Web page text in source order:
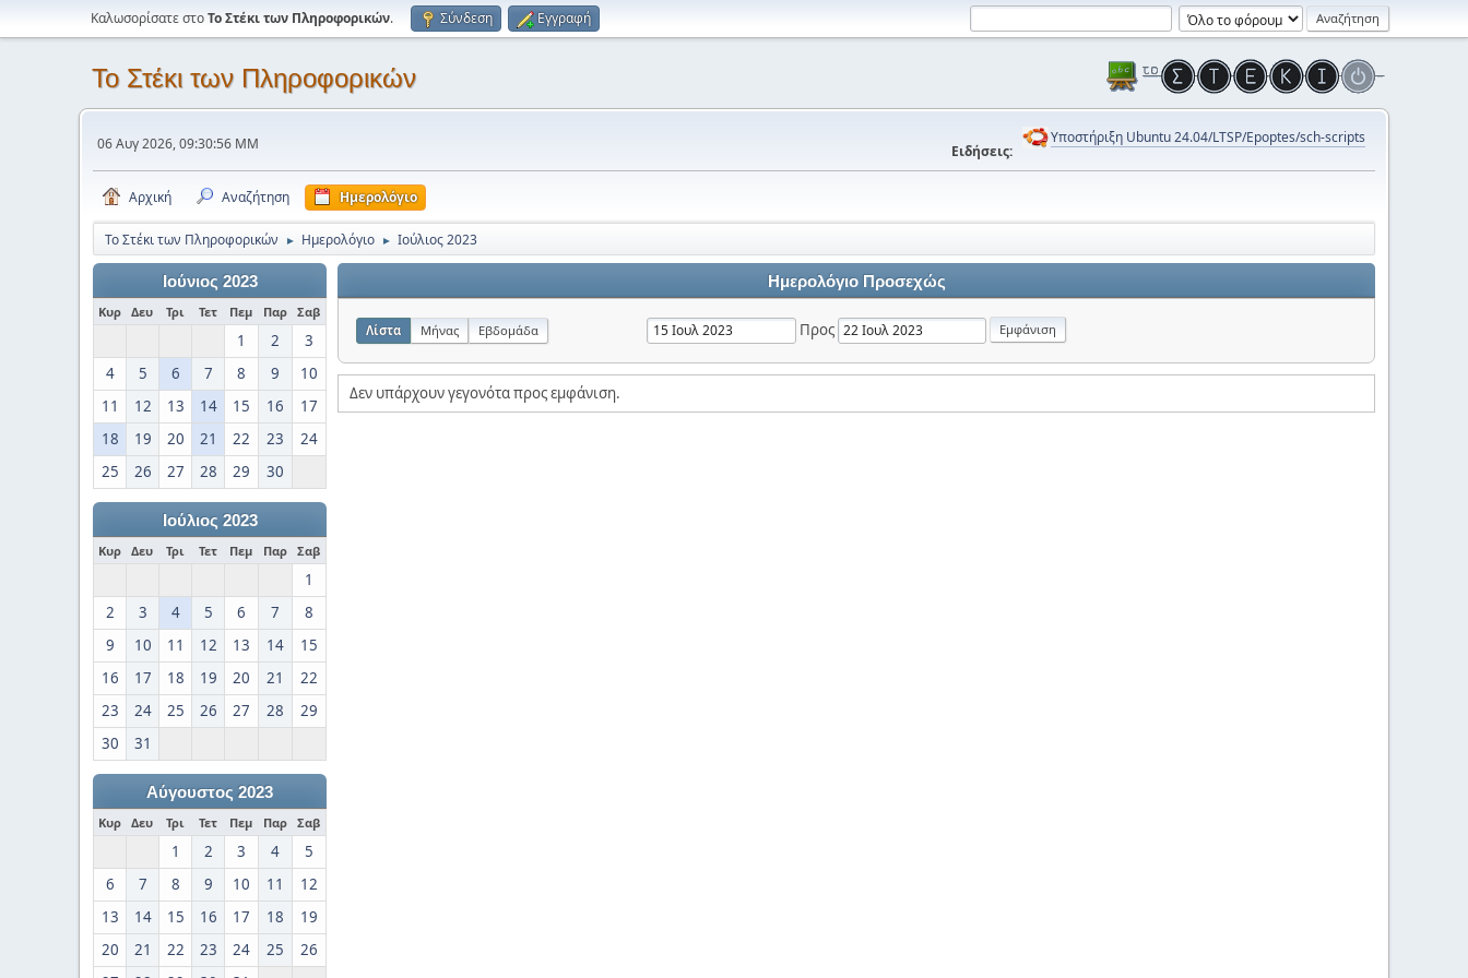
Καλωσορίσατε στοΤο Στέκι των Πληροφορικών. Σύνδεση Εγγραφή
Το Στέκι των Πληροφορικών
06 Αυγ 2026, 09:30:56 ΜΜ Ειδήσεις:
Υποστήριξη Ubuntu 24.04/LTSP/Epoptes/sch-scripts
Αρχική Αναζήτηση Ημερολόγιο
Το Στέκι των Πληροφορικών ► Ημερολόγιο ► Ιούλιος 2023
Ιούνιος 2023
Κυρ Δευ Τρι Τετ Πεμ Παρ Σαβ
1 2
3
4
5 6 7 8 9
10
11
12 13 14 15 16
17
18
19 20 21 22 23
24
25
26 27 28 29 30
Ιούλιος 2023
Κυρ Δευ Τρι Τετ Πεμ Παρ Σαβ
1
2
3 4 5 6 7
8
9
10 11 12 13 14
15
16
17 18 19 20 21
22
23
24 25 26 27 28
29
30
31
Αύγουστος 2023
Κυρ Δευ Τρι Τετ Πεμ Παρ Σαβ
1 2 3 4
5
6
7 8 9 10 11
12
13
14 15 16 17 18
19
20
21 22 23 24 25
26
Ημερολόγιο Προσεχώς
Λίστα Μήνας Εβδομάδα Προς
Δεν υπάρχουν γεγονότα προς εμφάνιση.